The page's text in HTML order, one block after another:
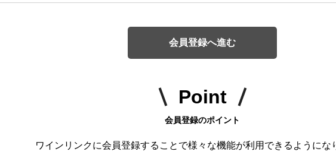
会員登録へ進む
Point
会員登録のポイント
ワインリンクに会員登録することで様々な機能が利用できるようにな